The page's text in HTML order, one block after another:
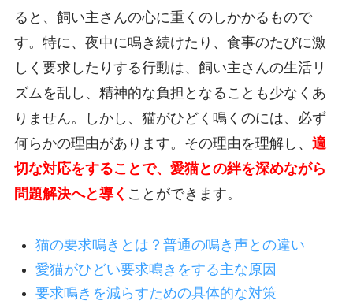
ると、飼い主さんの心に重くのしかかるもので
す。特に、夜中に鳴き続けたり、食事のたびに激
しく要求したりする行動は、飼い主さんの生活リ
ズムを乱し、精神的な負担となることも少なくあ
りません。しかし、猫がひどく鳴くのには、必ず
何らかの理由があります。その理由を理解し、 適
切な対応をすることで、愛猫との絆を深めながら
問題解決へと導く ことができます。
猫の要求鳴きとは？普通の鳴き声との違い
愛猫がひどい要求鳴きをする主な原因
要求鳴きを減らすための具体的な対策